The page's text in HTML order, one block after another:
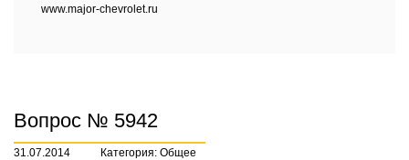
www.major-chevrolet.ru
Вопрос № 5942
31.07.2014 Категория: Общее